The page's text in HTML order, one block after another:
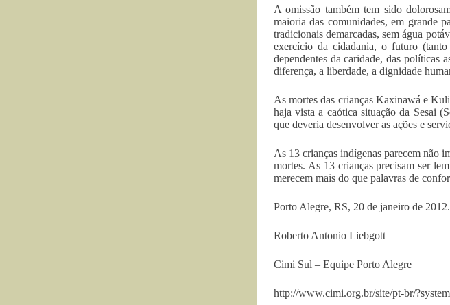
A omissão também tem sido
maioria das comunidades, em grande
tradicionais demarcadas, sem água
exercício da cidadania, o futuro
dependentes da caridade, das políticas
diferença, a liberdade, a dignidade
As mortes das crianças Kaxinawá e
haja vista a caótica situação da Sesai
que deveria desenvolver as ações e
As 13 crianças indígenas parecem não
mortes. As 13 crianças precisam ser
merecem mais do que palavras de
Porto Alegre, RS, 20 de janeiro de 2012.
Roberto Antonio Liebgott
Cimi Sul – Equipe Porto Alegre
http://www.cimi.org.br/site/pt-br/